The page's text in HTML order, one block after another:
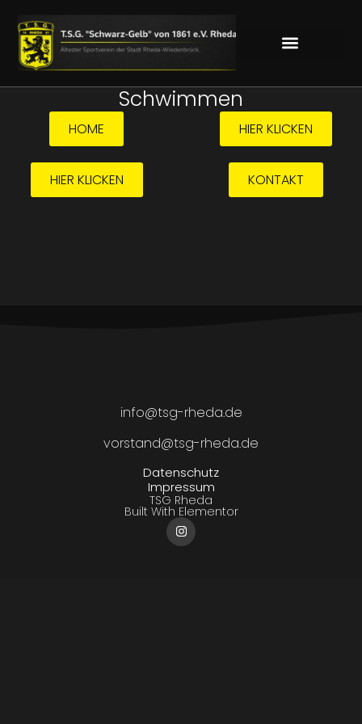
Schwimmen
HOME HIER KLICKEN
HIER KLICKEN KONTAKT
info@tsg-rheda.de
vorstand@tsg-rheda.de
Datenschutz
Impressum
TSG Rheda
Built With Elementor